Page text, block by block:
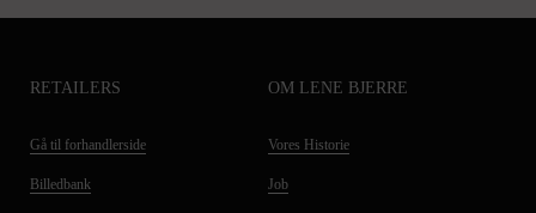
RETAILERS
Gå til forhandlerside
Billedbank
OM LENE BJERRE
Vores Historie
Job